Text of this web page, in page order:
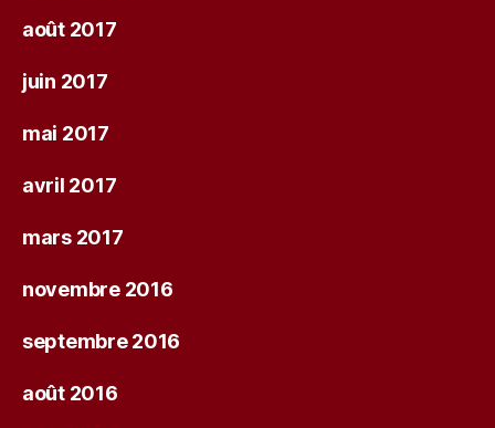
août 2017
juin 2017
mai 2017
avril 2017
mars 2017
novembre 2016
septembre 2016
août 2016